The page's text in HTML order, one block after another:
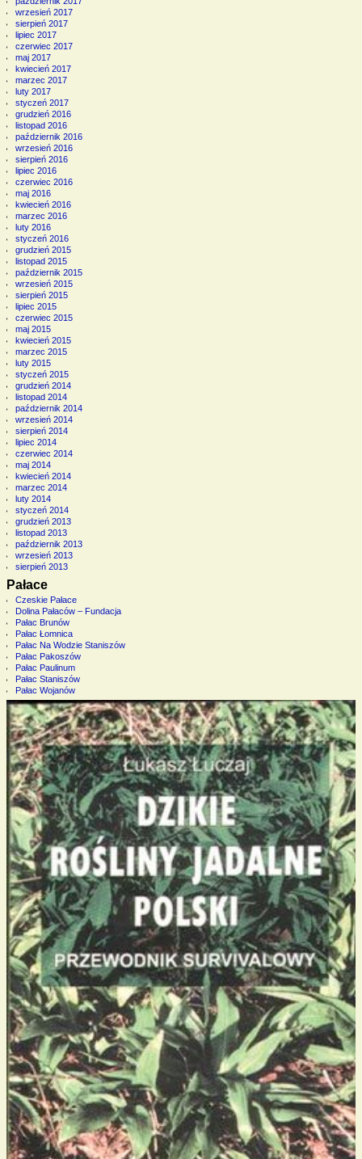
wrzesień 2017
sierpień 2017
lipiec 2017
czerwiec 2017
maj 2017
kwiecień 2017
marzec 2017
luty 2017
styczeń 2017
grudzień 2016
listopad 2016
październik 2016
wrzesień 2016
sierpień 2016
lipiec 2016
czerwiec 2016
maj 2016
kwiecień 2016
marzec 2016
luty 2016
styczeń 2016
grudzień 2015
listopad 2015
październik 2015
wrzesień 2015
sierpień 2015
lipiec 2015
czerwiec 2015
maj 2015
kwiecień 2015
marzec 2015
luty 2015
styczeń 2015
grudzień 2014
listopad 2014
październik 2014
wrzesień 2014
sierpień 2014
lipiec 2014
czerwiec 2014
maj 2014
kwiecień 2014
marzec 2014
luty 2014
styczeń 2014
grudzień 2013
listopad 2013
październik 2013
wrzesień 2013
sierpień 2013
Pałace
Czeskie Pałace
Dolina Pałaców – Fundacja
Pałac Brunów
Pałac Łomnica
Pałac Na Wodzie Staniszów
Pałac Pakoszów
Pałac Paulinum
Pałac Staniszów
Pałac Wojanów